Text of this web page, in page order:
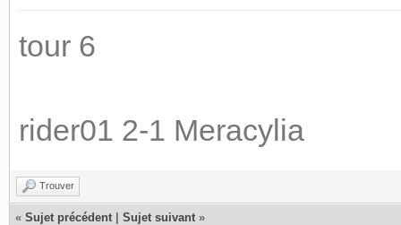
tour 6
rider01 2-1 Meracylia
Trouver
« Sujet précédent Sujet suivant »